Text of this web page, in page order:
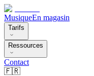
MusiqueEn magasin
Tarifs
Ressources
Contact
🇫🇷